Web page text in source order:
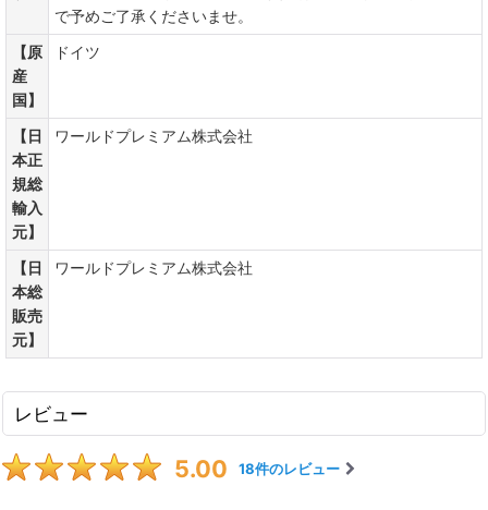
で予めご了承くださいませ。
【原
産
国】
ドイツ
【日
本正
規総
輸入
元】
ワールドプレミアム株式会社
【日
本総
販売
元】
ワールドプレミアム株式会社
レビュー
5.00 18件のレビュー